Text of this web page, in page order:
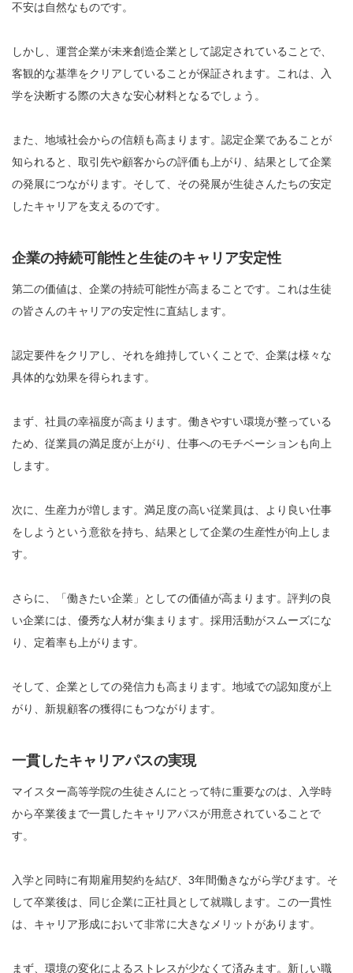
不安は自然なものです。
しかし、運営企業が未来創造企業として認定されていることで、
客観的な基準をクリアしていることが保証されます。これは、入
学を決断する際の大きな安心材料となるでしょう。
また、地域社会からの信頼も高まります。認定企業であることが
知られると、取引先や顧客からの評価も上がり、結果として企業
の発展につながります。そして、その発展が生徒さんたちの安定
したキャリアを支えるのです。
企業の持続可能性と生徒のキャリア安定性
第二の価値は、企業の持続可能性が高まることです。これは生徒
の皆さんのキャリアの安定性に直結します。
認定要件をクリアし、それを維持していくことで、企業は様々な
具体的な効果を得られます。
まず、社員の幸福度が高まります。働きやすい環境が整っている
ため、従業員の満足度が上がり、仕事へのモチベーションも向上
します。
次に、生産力が増します。満足度の高い従業員は、より良い仕事
をしようという意欲を持ち、結果として企業の生産性が向上しま
す。
さらに、「働きたい企業」としての価値が高まります。評判の良
い企業には、優秀な人材が集まります。採用活動がスムーズにな
り、定着率も上がります。
そして、企業としての発信力も高まります。地域での認知度が上
がり、新規顧客の獲得にもつながります。
一貫したキャリアパスの実現
マイスター高等学院の生徒さんにとって特に重要なのは、入学時
から卒業後まで一貫したキャリアパスが用意されていることで
す。
入学と同時に有期雇用契約を結び、3年間働きながら学びます。そ
して卒業後は、同じ企業に正社員として就職します。この一貫性
は、キャリア形成において非常に大きなメリットがあります。
まず、環境の変化によるストレスが少なくて済みます。新しい職